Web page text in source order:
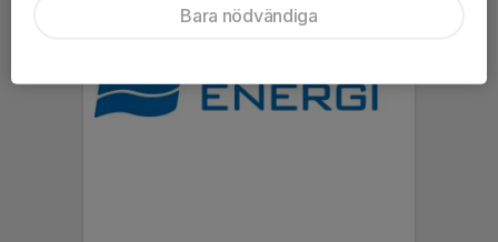
Bara nödvändiga